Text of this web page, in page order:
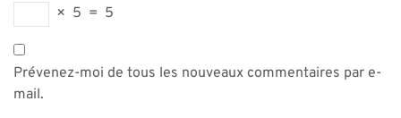
× 5 = 5
Prévenez-moi de tous les nouveaux commentaires par e-
mail.